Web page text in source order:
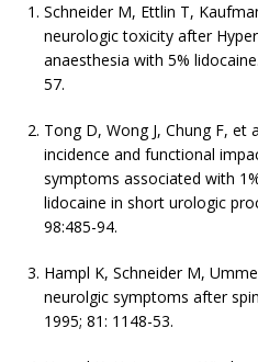
Schneider M, Ettlin T,
neurologic toxicity after
anaesthesia with 5%
57.
Tong D, Wong J, Chung F, et
incidence and functional
symptoms associated with
lidocaine in short urologic
98:485-94.
Hampl K, Schneider M,
neurolgic symptoms after
1995; 81: 1148-53.